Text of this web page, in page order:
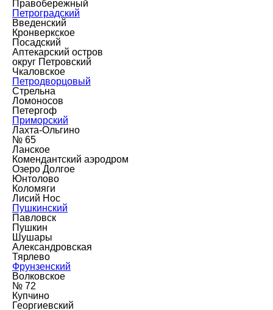
Правобережный
Петроградский
Введенский
Кронверкское
Посадский
Аптекарский остров
округ Петровский
Чкаловское
Петродворцовый
Стрельна
Ломоносов
Петергоф
Приморский
Лахта-Ольгино
№ 65
Ланское
Комендантский аэродром
Озеро Долгое
Юнтолово
Коломяги
Лисий Нос
Пушкинский
Павловск
Пушкин
Шушары
Александровская
Тярлево
Фрунзенский
Волковское
№ 72
Купчино
Георгиевский